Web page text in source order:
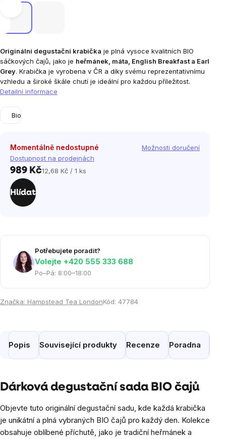
Originální degustační krabička je plná vysoce kvalitních BIO
sáčkových čajů, jako je heřmánek, máta, English Breakfast a Earl
Grey. Krabička je vyrobena v ČR a díky svému reprezentativnímu
vzhledu a široké škále chutí je ideální pro každou příležitost.
Detailní informace
Bio
Momentálně nedostupné
Dostupnost na prodejnách
Možnosti doručení
989 KčMěrná
12,68 Kč / 1 ks
Hlídat
Potřebujete poradit?
Volejte ‭+420 555 333 688
Po–Pá: 8:00–18:00
Značka: Hampstead Tea LondonKód: 47784
Popis Související produkty Recenze Poradna
Dárková degustační sada BIO čajů
Objevte tuto originální degustační sadu, kde každá krabička
je unikátní a plná vybraných BIO čajů pro každý den. Kolekce
obsahuje oblíbené příchutě, jako je tradiční heřmánek a